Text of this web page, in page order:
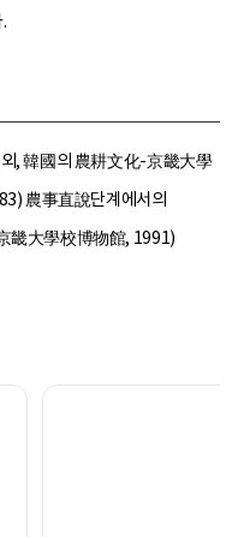
, 韓國의 農耕文化-京畿大學
農事直說단계에서의
畿大學校博物館, 1991)